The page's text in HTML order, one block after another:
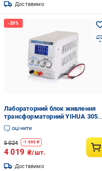
Доставимо
Лабораторний блок живлення
трансформаторний YIHUA 305D-
IV 194 Вт/30 В/5А цифровий
Сірий (168-31-38-171)
оцінити
5 024 -1 005 ₴
4 019 ₴/шт.
Доставимо